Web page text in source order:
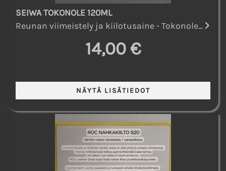
SEIWA TOKONOLE 120ML
Reunan viimeistely ja kiilotusaine - Tokonole...
14,00 €